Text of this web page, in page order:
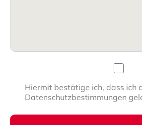
Hiermit bestätige ich, dass ich
Datenschutzbestimmungen